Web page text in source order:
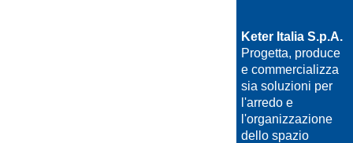
Keter Italia S.p.A.
Progetta, produce
e commercializza
sia soluzioni per
l'arredo e
l'organizzazione
dello spazio